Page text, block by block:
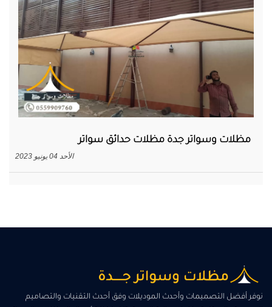
مظلات وسواتر جدة مظلات حدائق سواتر
الأحد 04 يونيو 2023
نوفر أفضل التصميمات وأحدث الموديلات وفق أحدث التقنيات والتصاميم